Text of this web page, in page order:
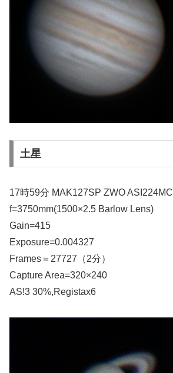
土星
17時59分 MAK127SP ZWO ASI224MC
f=3750mm(1500×2.5 Barlow Lens)
Gain=415
Exposure=0.004327
Frames＝27727（2分）
Capture Area=320×240
AS!3 30%,Registax6